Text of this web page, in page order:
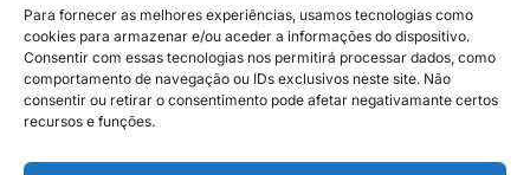
Para fornecer as melhores experiências, usamos tecnologias como
cookies para armazenar e/ou aceder a informações do dispositivo.
Consentir com essas tecnologias nos permitirá processar dados, como
comportamento de navegação ou IDs exclusivos neste site. Não
consentir ou retirar o consentimento pode afetar negativamante certos
recursos e funções.
2026 © Feito com no Espírito Santo.